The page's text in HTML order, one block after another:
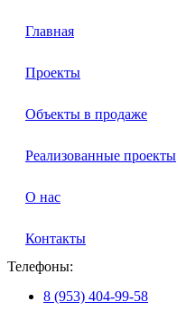
Главная
Проекты
Объекты в продаже
Реализованные проекты
О нас
Контакты
Телефоны:
8 (953) 404-99-58